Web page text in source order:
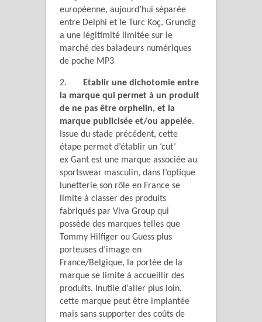
européenne, aujourd’hui séparée
entre Delphi et le Turc Koç, Grundig
a une légitimité limitée sur le
marché des baladeurs numériques
de poche MP3
2. Etablir une dichotomie entre
la marque qui permet à un produit
de ne pas être orphelin, et la
marque publicisée et/ou appelée.
Issue du stade précédent, cette
étape permet d’établir un ‘cut’
ex Gant est une marque associée au
sportswear masculin, dans l’optique
lunetterie son rôle en France se
limite à classer des produits
fabriqués par Viva Group qui
possède des marques telles que
Tommy Hilfiger ou Guess plus
porteuses d’image en
France/Belgique, la portée de la
marque se limite à accueillir des
produits. Inutile d’aller plus loin,
cette marque peut être implantée
mais sans supporter des coûts de